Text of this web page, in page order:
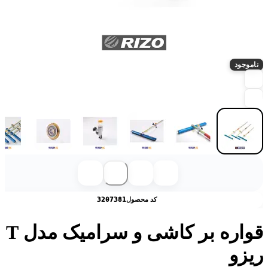
ناموجود
کد محصول3207381
قواره بر کاشی و سرامیک مدل T
ریزو